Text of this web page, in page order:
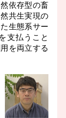
依存型の畜
共生実現の
生態系サー
支払うこと
を両立する